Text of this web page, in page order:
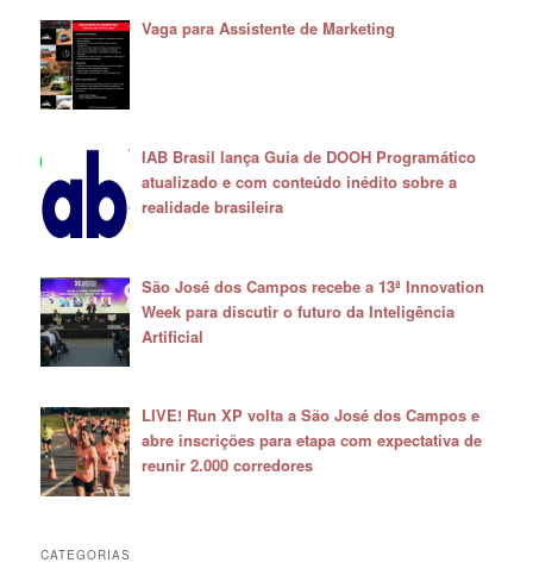
Vaga para Assistente de Marketing
IAB Brasil lança Guia de DOOH Programático
atualizado e com conteúdo inédito sobre a
realidade brasileira
São José dos Campos recebe a 13ª Innovation
Week para discutir o futuro da Inteligência
Artificial
LIVE! Run XP volta a São José dos Campos e
abre inscrições para etapa com expectativa de
reunir 2.000 corredores
CATEGORIAS